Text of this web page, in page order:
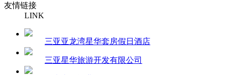
友情链接
LINK
三亚亚龙湾星华套房假日酒店
三亚星华旅游开发有限公司